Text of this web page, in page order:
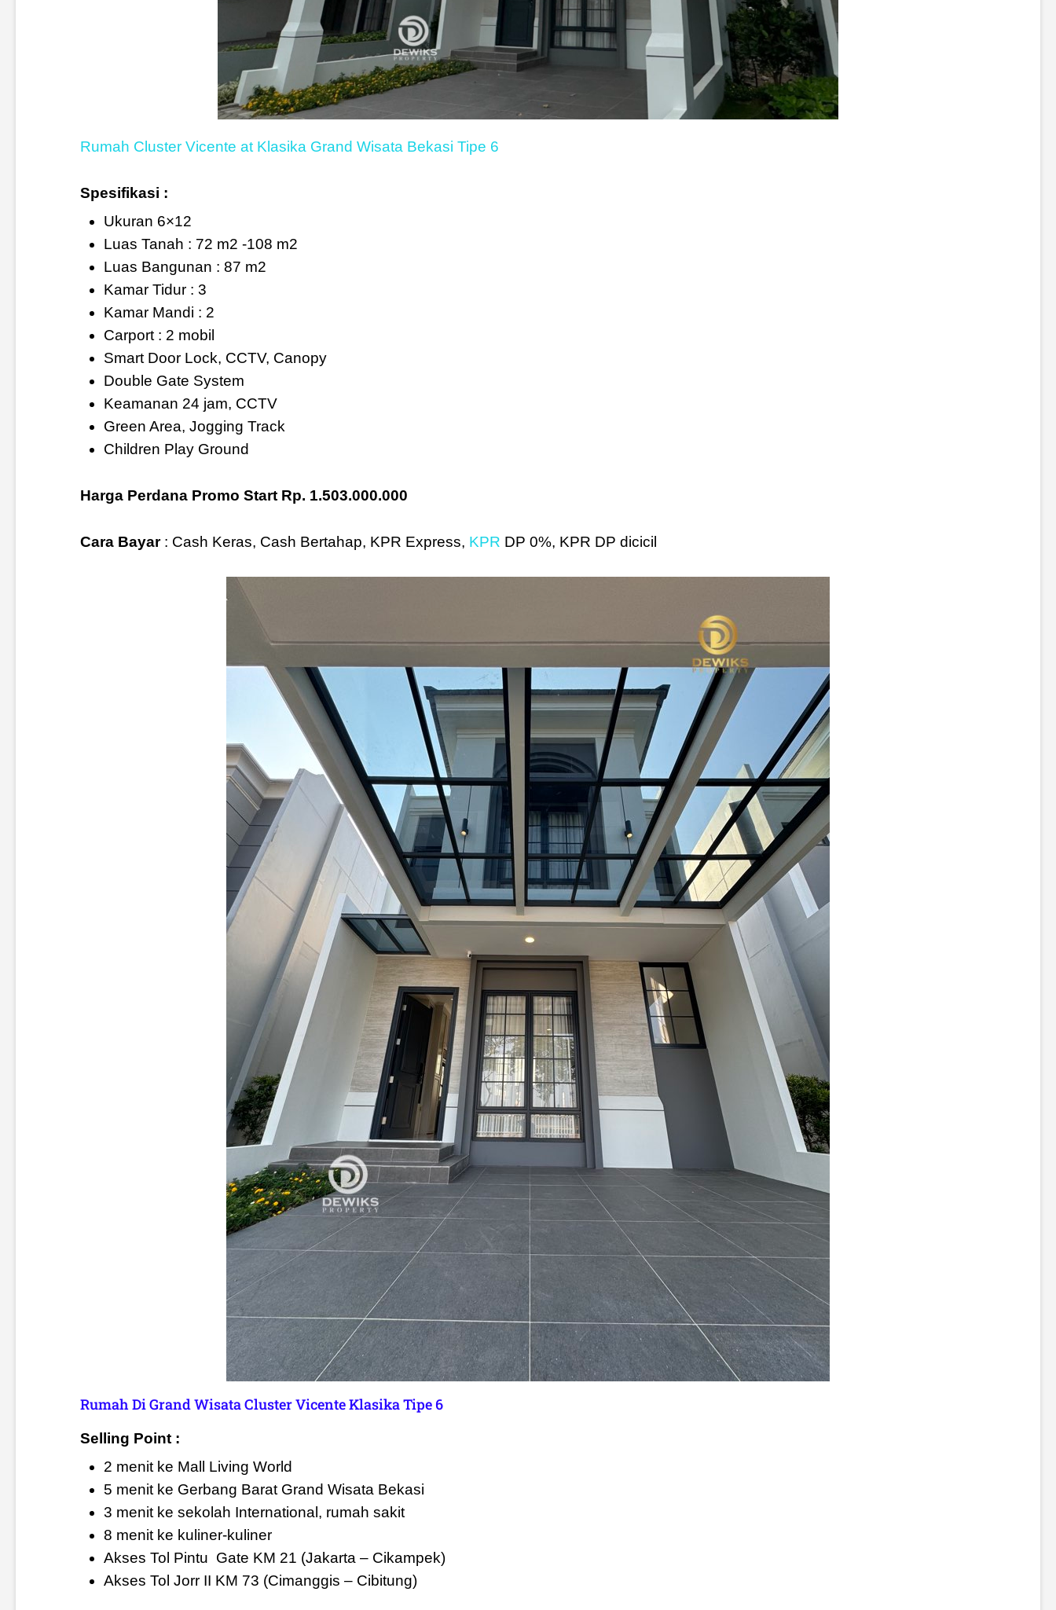
Rumah Cluster Vicente at Klasika Grand Wisata Bekasi Tipe 6
Spesifikasi :
Ukuran 6×12
Luas Tanah : 72 m2 -108 m2
Luas Bangunan : 87 m2
Kamar Tidur : 3
Kamar Mandi : 2
Carport : 2 mobil
Smart Door Lock, CCTV, Canopy
Double Gate System
Keamanan 24 jam, CCTV
Green Area, Jogging Track
Children Play Ground
Harga Perdana Promo Start Rp. 1.503.000.000
Cara Bayar: Cash Keras, Cash Bertahap, KPR Express, KPR DP 0%, KPR DP dicicil
Rumah Di Grand Wisata Cluster Vicente Klasika Tipe 6
Selling Point :
2 menit ke Mall Living World
5 menit ke Gerbang Barat Grand Wisata Bekasi
3 menit ke sekolah International, rumah sakit
8 menit ke kuliner-kuliner
Akses Tol Pintu Gate KM 21 (Jakarta – Cikampek)
Akses Tol Jorr II KM 73 (Cimanggis – Cibitung)